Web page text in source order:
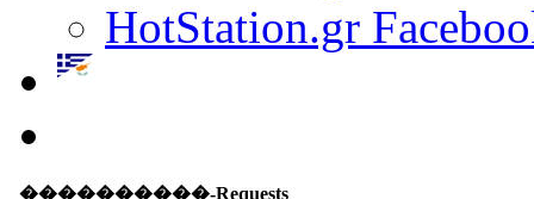
HotStation.gr
����������-Requests